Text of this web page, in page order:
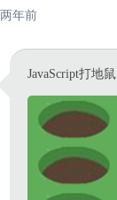
两年前
JavaScript打地鼠